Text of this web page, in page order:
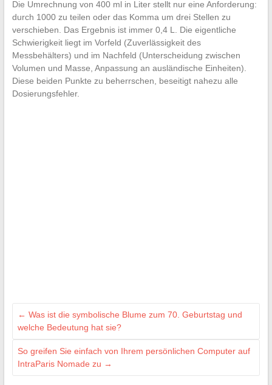
Die Umrechnung von 400 ml in Liter stellt nur eine Anforderung:
durch 1000 zu teilen oder das Komma um drei Stellen zu
verschieben. Das Ergebnis ist immer 0,4 L. Die eigentliche
Schwierigkeit liegt im Vorfeld (Zuverlässigkeit des
Messbehälters) und im Nachfeld (Unterscheidung zwischen
Volumen und Masse, Anpassung an ausländische Einheiten).
Diese beiden Punkte zu beherrschen, beseitigt nahezu alle
Dosierungsfehler.
← Was ist die symbolische Blume zum 70. Geburtstag und
welche Bedeutung hat sie?
So greifen Sie einfach von Ihrem persönlichen Computer auf
IntraParis Nomade zu →